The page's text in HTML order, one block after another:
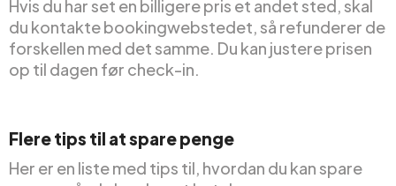
Hvis du har set en billigere pris et andet sted, skal
du kontakte bookingwebstedet, så refunderer de
forskellen med det samme. Du kan justere prisen
op til dagen før check-in.
Flere tips til at spare penge
Her er en liste med tips til, hvordan du kan spare